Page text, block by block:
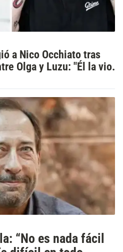
a Nico Occhiato tras
Olga y Luzu: "Él la vio.
“No es nada fácil